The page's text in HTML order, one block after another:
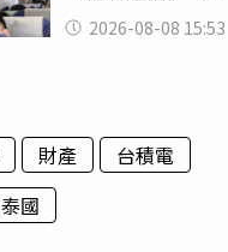
客崩潰：差點丟大
臉 醫揭3類人別亂
2026-08-08 15:53
財產
台積電
泰國